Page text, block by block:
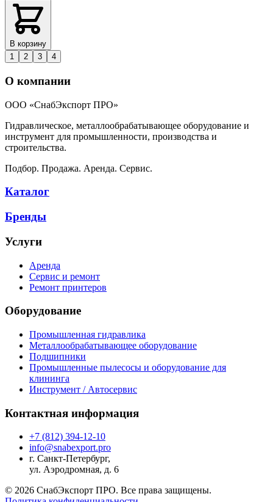
В корзину
1
2 3 4
О компании
ООО «СнабЭкспорт ПРО»
Гидравлическое, металлообрабатывающее оборудование и
инструмент для промышленности, производства и
строительства.
Подбор. Продажа. Аренда. Сервис.
Каталог
Бренды
Услуги
Аренда
Сервис и ремонт
Ремонт принтеров
Оборудование
Промышленная гидравлика
Металлообрабатывающее оборудование
Подшипники
Промышленные пылесосы и оборудование для
клининга
Инструмент / Автосервис
Контактная информация
+7 (812) 394-12-10
info@snabexport.pro
г. Санкт-Петербург,
ул. Аэродромная, д. 6
© 2026 СнабЭкспорт ПРО. Все права защищены.